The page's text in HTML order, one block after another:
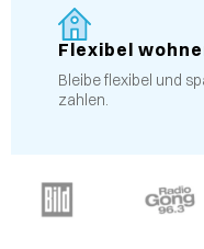
Flexibel
Bleibe flexibel und
zahlen.